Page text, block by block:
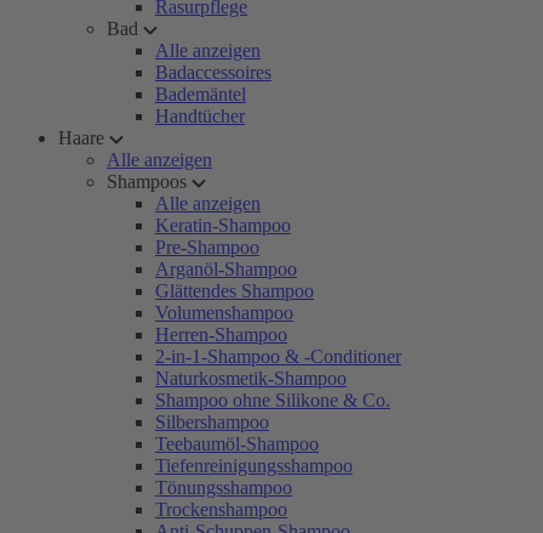
Rasurpflege
Bad
Alle anzeigen
Badaccessoires
Bademäntel
Handtücher
Haare
Alle anzeigen
Shampoos
Alle anzeigen
Keratin-Shampoo
Pre-Shampoo
Arganöl-Shampoo
Glättendes Shampoo
Volumenshampoo
Herren-Shampoo
2-in-1-Shampoo & -Conditioner
Naturkosmetik-Shampoo
Shampoo ohne Silikone & Co.
Silbershampoo
Teebaumöl-Shampoo
Tiefenreinigungsshampoo
Tönungsshampoo
Trockenshampoo